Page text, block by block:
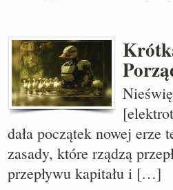
dała początek nowej erze
zasady, które rządzą
przepływu kapitału i […]